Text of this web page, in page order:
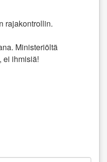
rajakontrollin.
Ministeriöltä
ei ihmisiä!